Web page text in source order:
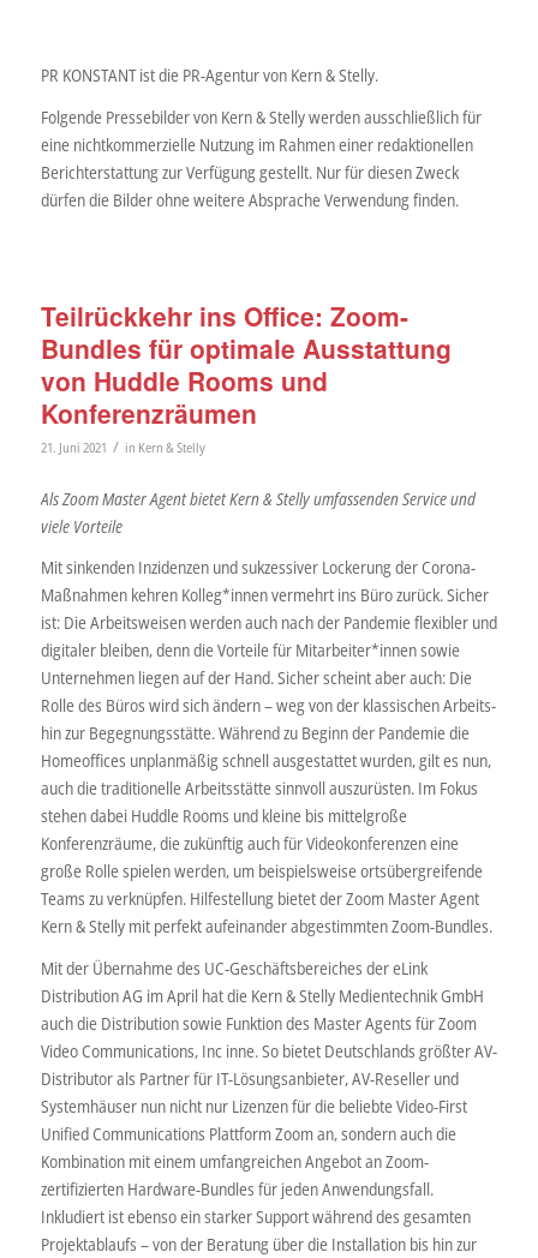
PR KONSTANT ist die PR-Agentur von Kern & Stelly.
Folgende Pressebilder von Kern & Stelly werden ausschließlich für
eine nichtkommerzielle Nutzung im Rahmen einer redaktionellen
Berichterstattung zur Verfügung gestellt. Nur für diesen Zweck
dürfen die Bilder ohne weitere Absprache Verwendung finden.
Teilrückkehr ins Office: Zoom-
Bundles für optimale Ausstattung
von Huddle Rooms und
Konferenzräumen
21. Juni 2021 / in Kern & Stelly
Als Zoom Master Agent bietet Kern & Stelly umfassenden Service und
viele Vorteile
Mit sinkenden Inzidenzen und sukzessiver Lockerung der Corona-
Maßnahmen kehren Kolleg*innen vermehrt ins Büro zurück. Sicher
ist: Die Arbeitsweisen werden auch nach der Pandemie flexibler und
digitaler bleiben, denn die Vorteile für Mitarbeiter*innen sowie
Unternehmen liegen auf der Hand. Sicher scheint aber auch: Die
Rolle des Büros wird sich ändern – weg von der klassischen Arbeits-
hin zur Begegnungsstätte. Während zu Beginn der Pandemie die
Homeoffices unplanmäßig schnell ausgestattet wurden, gilt es nun,
auch die traditionelle Arbeitsstätte sinnvoll auszurüsten. Im Fokus
stehen dabei Huddle Rooms und kleine bis mittelgroße
Konferenzräume, die zukünftig auch für Videokonferenzen eine
große Rolle spielen werden, um beispielsweise ortsübergreifende
Teams zu verknüpfen. Hilfestellung bietet der Zoom Master Agent
Kern & Stelly mit perfekt aufeinander abgestimmten Zoom-Bundles.
Mit der Übernahme des UC-Geschäftsbereiches der eLink
Distribution AG im April hat die Kern & Stelly Medientechnik GmbH
auch die Distribution sowie Funktion des Master Agents für Zoom
Video Communications, Inc inne. So bietet Deutschlands größter AV-
Distributor als Partner für IT-Lösungsanbieter, AV-Reseller und
Systemhäuser nun nicht nur Lizenzen für die beliebte Video-First
Unified Communications Plattform Zoom an, sondern auch die
Kombination mit einem umfangreichen Angebot an Zoom-
zertifizierten Hardware-Bundles für jeden Anwendungsfall.
Inkludiert ist ebenso ein starker Support während des gesamten
Projektablaufs – von der Beratung über die Installation bis hin zur